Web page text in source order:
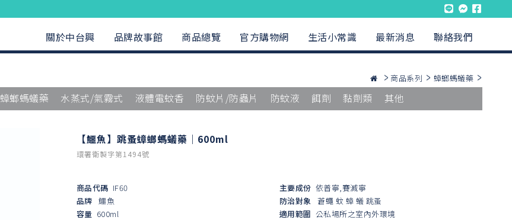
關於中台興 品牌故事館 商品總覽 官方購物網 生活小常識 最新消息 聯絡我們
商品系列 蟑螂螞蟻藥
蟑螂螞蟻藥 水蒸式/氣霧式 液體電蚊香 防蚊片/防蟲片 防蚊液 餌劑 黏劑類 其他
【鱷魚】跳蚤蟑螂螞蟻藥｜600ml
環署衛製字第1494號
商品代碼 IF60
品牌 鱷魚
容量 600ml
主要成份 依普寧,賽滅寧
防治對象
蒼蠅 蚊 蟑 蟻 跳蚤
適用範圍 公私場所之室內外環境